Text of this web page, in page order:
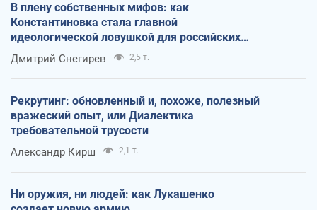
В плену собственных мифов: как
Константиновка стала главной
идеологической ловушкой для российских
оккупантов
Дмитрий Снегирев 2,5 т.
Рекрутинг: обновленный и, похоже, полезный
вражеский опыт, или Диалектика
требовательной трусости
Александр Кирш 2,1 т.
Ни оружия, ни людей: как Лукашенко